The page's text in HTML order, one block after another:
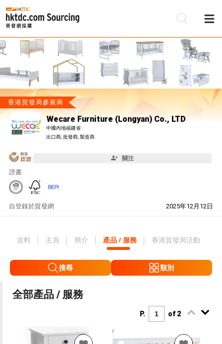
香港貿發局參展商
Wecare Furniture (Longyan) Co., LTD
中國內地福建省
出口商, 批發商, 製造商
關注
證書
自 2025年12月12日
登錄於貿發網
資料 主頁 簡介 產品 / 服務 香港貿發局活動
搜尋 類別
全部產品 / 服務
P. of 2